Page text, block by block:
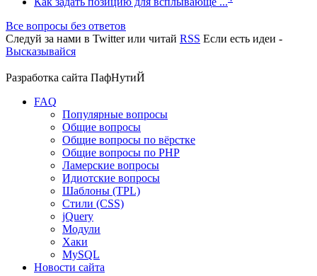
Все вопросы без ответов
Следуй за нами в Twitterили читай RSS Если есть идеи -
Высказывайся
Разработка сайта ПафНутиЙ
FAQ
Популярные вопросы
Общие вопросы
Общие вопросы по вёрстке
Общие вопросы по PHP
Ламерские вопросы
Идиотские вопросы
Шаблоны (TPL)
Стили (CSS)
jQuery
Модули
Хаки
MySQL
Новости сайта